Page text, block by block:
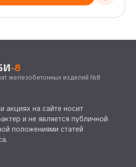
-8
железобетонных изделий №8
акциях на сайте носит
и не является публичной
положениями статей